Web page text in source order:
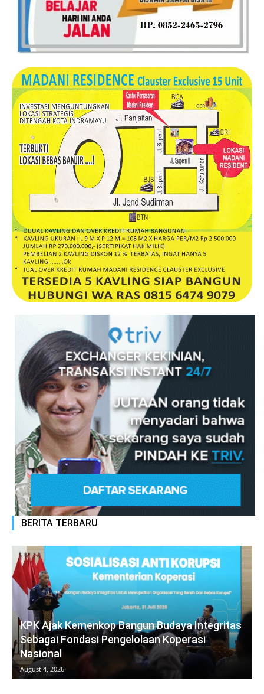
BERITA TERBARU
KPK Ajak Kemenkop Bangun Budaya Integritas
Sebagai Fondasi Pengelolaan Koperasi
Nasional
August 4, 2026